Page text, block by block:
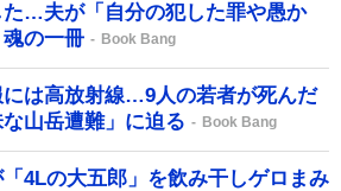
た…夫が「自分の犯した罪や愚か
の一冊
Book Bang
は高放射線…9人の若者が死んだ
な山岳遭難」に迫る
Book Bang
4Lの大五郎」を飲み干しゲロまみ